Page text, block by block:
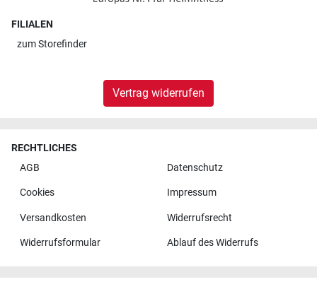
FILIALEN
zumStorefinder
Vertrag widerrufen
RECHTLICHES
AGB
Datenschutz
Cookies Impressum
Versandkosten Widerrufsrecht
Widerrufsformular Ablauf des Widerrufs